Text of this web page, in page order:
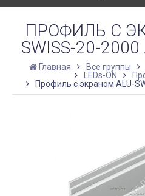
ПРОФИЛЬ С
SWISS-20-2000
Главная Все группы
LEDs-ON
Профиль с экраном ALU-